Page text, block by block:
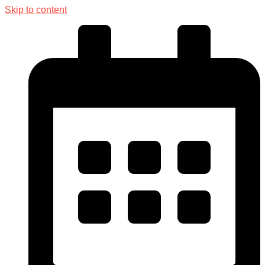
Skip to content